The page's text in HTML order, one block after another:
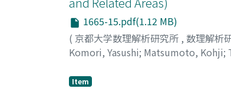
1665-15.pdf(1.12 MB)
( 京都大学数理解析研究所 , 数理解析
Komori, Yasushi; Matsumoto, Kohji;
Item